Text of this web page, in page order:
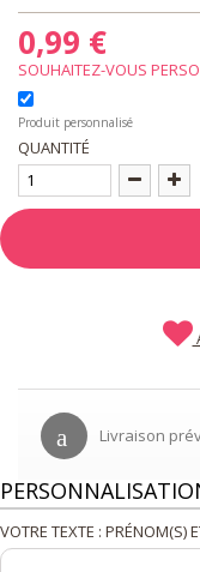
0,99 €
Produit personnalisé
QUANTITÉ
Livraison
VOTRE TEXTE : PRÉNOM(S)